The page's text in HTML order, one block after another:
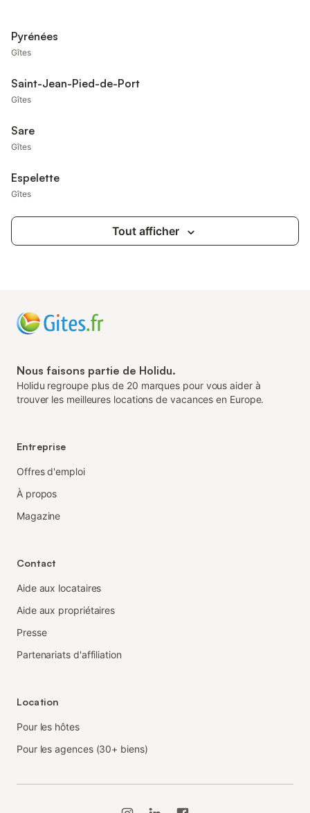
Pyrénées
Gîtes
Saint-Jean-Pied-de-Port
Gîtes
Sare
Gîtes
Espelette
Gîtes
Tout afficher
Nous faisons partie de Holidu.
Holidu regroupe plus de 20 marques pour vous aider à
trouver les meilleures locations de vacances en Europe.
Entreprise
Offres d'emploi
À propos
Magazine
Contact
Aide aux locataires
Aide aux propriétaires
Presse
Partenariats d'affiliation
Location
Pour les hôtes
Pour les agences (30+ biens)